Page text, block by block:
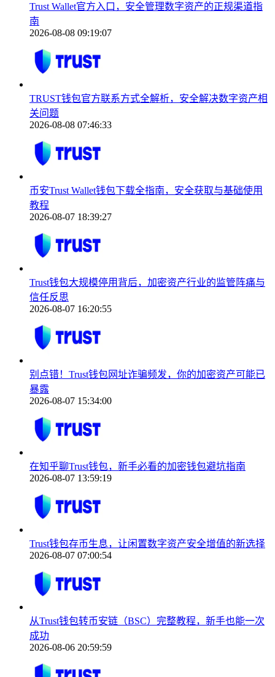
Trust Wallet官方入口，安全管理数字资产的正规渠道指
南
2026-08-08 09:19:07
TRUST钱包官方联系方式全解析，安全解决数字资产相
关问题
2026-08-08 07:46:33
币安Trust Wallet钱包下载全指南，安全获取与基础使用
教程
2026-08-07 18:39:27
Trust钱包大规模停用背后，加密资产行业的监管阵痛与
信任反思
2026-08-07 16:20:55
别点错！Trust钱包网址诈骗频发，你的加密资产可能已
暴露
2026-08-07 15:34:00
在知乎聊Trust钱包，新手必看的加密钱包避坑指南
2026-08-07 13:59:19
Trust钱包存币生息，让闲置数字资产安全增值的新选择
2026-08-07 07:00:54
从Trust钱包转币安链（BSC）完整教程，新手也能一次
成功
2026-08-06 20:59:59